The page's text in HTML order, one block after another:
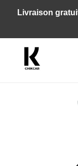
Livraison